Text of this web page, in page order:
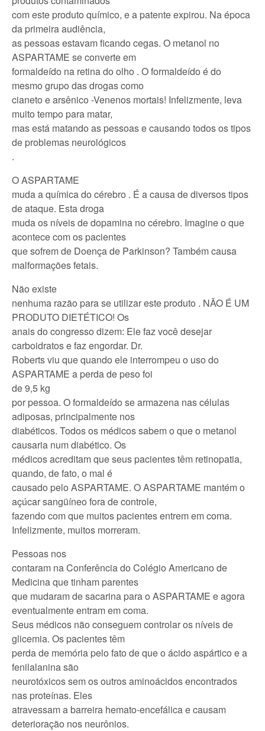
com este produto químico, e a patente expirou. Na época
da primeira audiência,
as pessoas estavam ficando cegas. O metanol no
ASPARTAME se converte em
formaldeído na retina do olho . O formaldeído é do
mesmo grupo das drogas como
cianeto e arsênico -Venenos mortais! Infelizmente, leva
muito tempo para matar,
mas está matando as pessoas e causando todos os tipos
de problemas neurológicos
.
O ASPARTAME
muda a química do cérebro . É a causa de diversos tipos
de ataque. Esta droga
muda os níveis de dopamina no cérebro. Imagine o que
acontece com os pacientes
que sofrem de Doença de Parkinson? Também causa
malformações fetais.
Não existe
nenhuma razão para se utilizar este produto . NÃO É UM
PRODUTO DIETÉTICO! Os
anais do congresso dizem: Ele faz você desejar
carboidratos e faz engordar. Dr.
Roberts viu que quando ele interrompeu o uso do
ASPARTAME a perda de peso foi
de 9,5 kg
por pessoa. O formaldeído se armazena nas células
adiposas, principalmente nos
diabéticos. Todos os médicos sabem o que o metanol
causaria num diabético. Os
médicos acreditam que seus pacientes têm retinopatia,
quando, de fato, o mal é
causado pelo ASPARTAME. O ASPARTAME mantém o
açúcar sangüíneo fora de controle,
fazendo com que muitos pacientes entrem em coma.
Infelizmente, muitos morreram.
Pessoas nos
contaram na Conferência do Colégio Americano de
Medicina que tinham parentes
que mudaram de sacarina para o ASPARTAME e agora
eventualmente entram em coma.
Seus médicos não conseguem controlar os níveis de
glicemia. Os pacientes têm
perda de memória pelo fato de que o ácido aspártico e a
fenilalanina são
neurotóxicos sem os outros aminoácidos encontrados
nas proteínas. Eles
atravessam a barreira hemato-encefálica e causam
deterioração nos neurônios.